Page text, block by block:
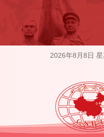
2026年8月8日